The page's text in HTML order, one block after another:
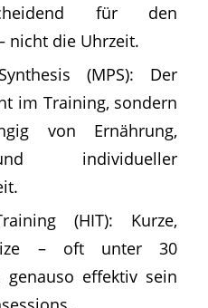
für den
nicht die Uhrzeit.
(MPS): Der
im Training, sondern
von Ernährung,
individueller
(HIT): Kurze,
– oft unter 30
effektiv sein